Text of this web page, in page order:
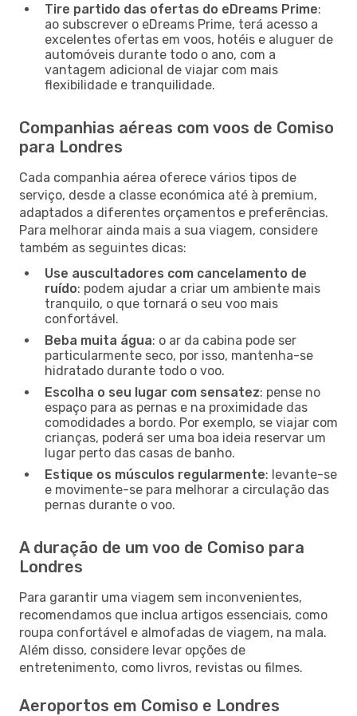
Tire partido das ofertas do eDreams Prime:
ao subscrever o eDreams Prime, terá acesso a
excelentes ofertas em voos, hotéis e aluguer de
automóveis durante todo o ano, com a
vantagem adicional de viajar com mais
flexibilidade e tranquilidade.
Companhias aéreas com voos de Comiso
para Londres
Cada companhia aérea oferece vários tipos de
serviço, desde a classe económica até à premium,
adaptados a diferentes orçamentos e preferências.
Para melhorar ainda mais a sua viagem, considere
também as seguintes dicas:
Use auscultadores com cancelamento de
ruído: podem ajudar a criar um ambiente mais
tranquilo, o que tornará o seu voo mais
confortável.
Beba muita água: o ar da cabina pode ser
particularmente seco, por isso, mantenha-se
hidratado durante todo o voo.
Escolha o seu lugar com sensatez: pense no
espaço para as pernas e na proximidade das
comodidades a bordo. Por exemplo, se viajar com
crianças, poderá ser uma boa ideia reservar um
lugar perto das casas de banho.
Estique os músculos regularmente: levante-se
e movimente-se para melhorar a circulação das
pernas durante o voo.
A duração de um voo de Comiso para
Londres
Para garantir uma viagem sem inconvenientes,
recomendamos que inclua artigos essenciais, como
roupa confortável e almofadas de viagem, na mala.
Além disso, considere levar opções de
entretenimento, como livros, revistas ou filmes.
Aeroportos em Comiso e Londres